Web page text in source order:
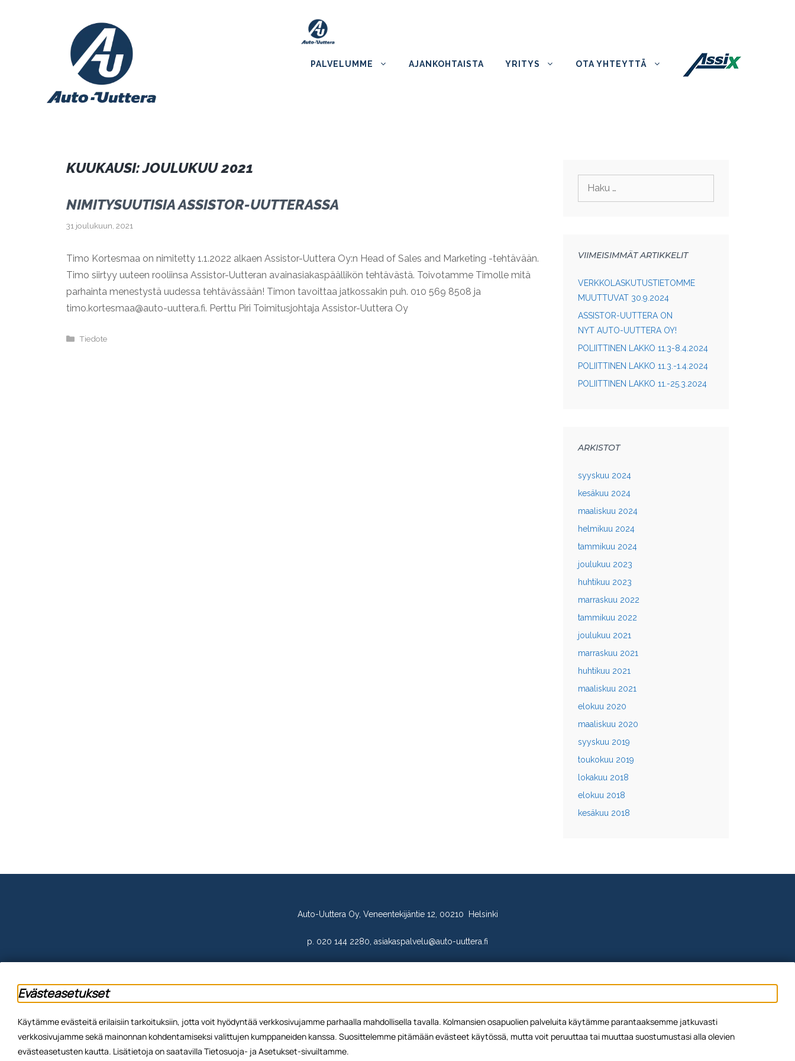
PALVELUMME AJANKOHTAISTA YRITYS OTA YHTEYTTÄ
KUUKAUSI:JOULUKUU 2021
NIMITYSUUTISIA ASSISTOR-UUTTERASSA
31 joulukuun, 2021
Timo Kortesmaa on nimitetty 1.1.2022 alkaen Assistor-Uuttera Oy:n Head of Sales and Marketing -tehtävään.
Timo siirtyy uuteen rooliinsa Assistor-Uutteran avainasiakaspäällikön tehtävästä. Toivotamme Timolle mitä
parhainta menestystä uudessa tehtävässään! Timon tavoittaa jatkossakin puh. 010 569 8508 ja
timo.kortesmaa@auto-uuttera.fi. Perttu Piri Toimitusjohtaja Assistor-Uuttera Oy
Kategoriat
Tiedote
VIIMEISIMMÄT ARTIKKELIT
VERKKOLASKUTUSTIETOMME
MUUTTUVAT 30.9.2024
ASSISTOR-UUTTERA ON
NYT AUTO-UUTTERA OY!
POLIITTINEN LAKKO 11.3-8.4.2024
POLIITTINEN LAKKO 11.3.-1.4.2024
POLIITTINEN LAKKO 11.-25.3.2024
ARKISTOT
syyskuu 2024
kesäkuu 2024
maaliskuu 2024
helmikuu 2024
tammikuu 2024
joulukuu 2023
huhtikuu 2023
marraskuu 2022
tammikuu 2022
joulukuu 2021
marraskuu 2021
huhtikuu 2021
maaliskuu 2021
elokuu 2020
maaliskuu 2020
syyskuu 2019
toukokuu 2019
lokakuu 2018
elokuu 2018
kesäkuu 2018
Auto-Uuttera Oy, Veneentekijäntie 12, 00210 Helsinki
p. 020 144 2280, asiakaspalvelu@auto-uuttera.fi
Evästeasetukset
Käytämme evästeitä erilaisiin tarkoituksiin, jotta voit hyödyntää verkkosivujamme parhaalla mahdollisella tavalla. Kolmansien osapuolien palveluita käytämme parantaaksemme jatkuvasti
verkkosivujamme sekä mainonnan kohdentamiseksi valittujen kumppaneiden kanssa. Suosittelemme pitämään evästeet käytössä, mutta voit peruuttaa tai muuttaa suostumustasi alla olevien
evästeasetusten kautta. Lisätietoja on saatavilla Tietosuoja- ja Asetukset-sivuiltamme.